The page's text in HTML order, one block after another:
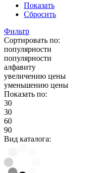
Показать
Сбросить
Фильтр
Сортировать по:
популярности
популярности
алфавиту
увеличению цены
уменьшению цены
Показать по:
30
30
60
90
Вид каталога: